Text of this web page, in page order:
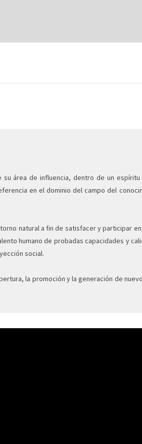
área de influencia, dentro de un
en el dominio del campo del
natural a fin de satisfacer y participar
humano de probadas capacidades y
social.
la promoción y la generación de